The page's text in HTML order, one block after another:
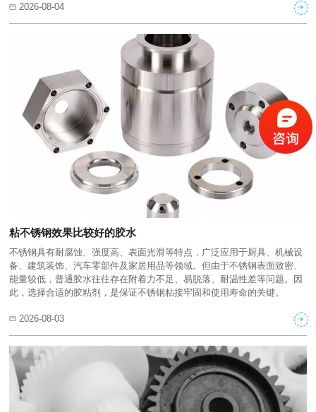
2026-08-04
粘不锈钢效果比较好的胶水
不锈钢具有耐腐蚀、强度高、表面光滑等特点，广泛应用于厨具、机械设
备、建筑装饰、汽车零部件及家居用品等领域。但由于不锈钢表面致密、
能量较低，普通胶水往往存在附着力不足、易脱落、耐温性差等问题。因
此，选择合适的胶粘剂，是保证不锈钢粘接牢固和使用寿命的关键。
2026-08-03